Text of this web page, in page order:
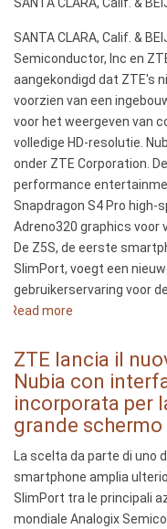
zur
Übertragung
auf
SANTA CLARA, Calif. &
Semiconductor, Inc en
aangekondigd dat ZTE's
voorzien van een
voor het weergeven van
volledige HD-resolutie.
onder ZTE Corporation.
performance
Snapdragon S4 Pro high-
Adreno320 graphics voor
De Z5S, de eerste
SlimPort, voegt een
gebruikerservaring voor
Read more
lanceert
smartphone
met
ingebouwde
SlimPort
voor
weergave
ZTE lancia il
Nubia con
incorporata per
grande schermo
La scelta da parte di uno
smartphone amplia
SlimPort tra le principali
mondiale Analogix